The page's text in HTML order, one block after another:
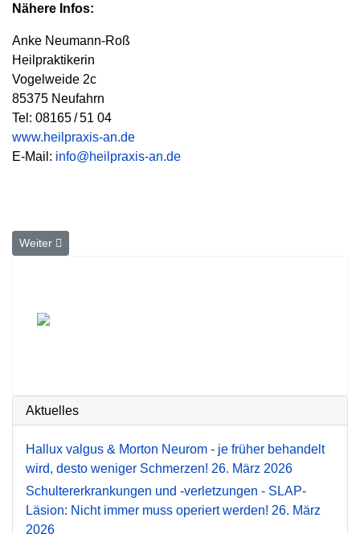
Nähere Infos:
Anke Neumann-Roß
Heilpraktikerin
Vogelweide 2c
85375 Neufahrn
Tel: 08165 / 51 04
www.heilpraxis-an.de
E-Mail: info@heilpraxis-an.de
Nächster Beitrag: Licht gegen den Winterblues
Weiter
Aktuelles
Hallux valgus & Morton Neurom - je früher behandelt
wird, desto weniger Schmerzen! 26. März 2026
Schultererkrankungen und -verletzungen - SLAP-
Läsion: Nicht immer muss operiert werden! 26. März
2026